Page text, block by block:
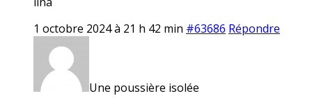
1 octobre 2024 à 21 h 42 min #63686 Répondre
Une poussière isolée